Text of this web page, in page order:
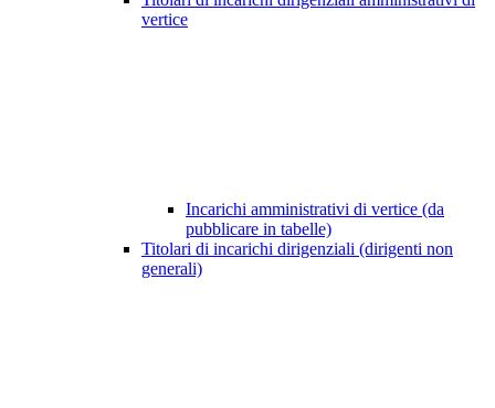
vertice
Incarichi amministrativi di vertice (da
pubblicare in tabelle)
Titolari di incarichi dirigenziali (dirigenti non
generali)